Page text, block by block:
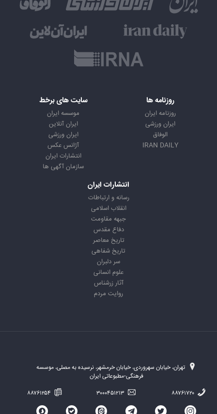
روزنامه ها
روزنامه ایران
ایران ورزشی
الوفاق
IRAN DAILY
سایت های برخط
موسسه ایران
ایران آنلاین
ایران ورزشی
آژانس عکس
انتشارات ایران
سازمان آگهی ها
انتشارات ایران
رسانه و ارتباطات
انقلاب اسلامی
جبهه مقاومت
دفاع مقدس
تاریخ معاصر
تاریخ شفاهی
سر دلبران
علوم انسانی
آثار زرشناس
روایت مردم
تهران، خیابان سهروردی، خیابان خرمشهر، نرسیده به مصلی، موسسه
فرهنگی-مطبوعاتی ایران